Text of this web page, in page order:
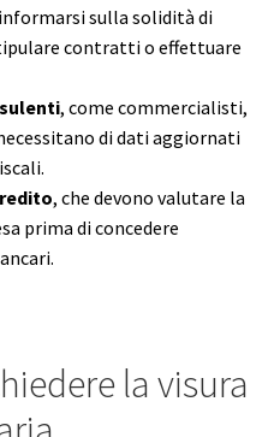
sulla solidità di
contratti o effettuare
, come commercialisti,
di dati aggiornati
, che devono valutare la
prima di concedere
la visura